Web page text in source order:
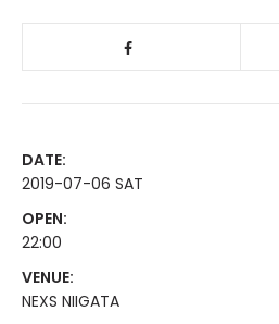
DATE:
2019-07-06 SAT
OPEN:
22:00
VENUE:
NEXS NIIGATA